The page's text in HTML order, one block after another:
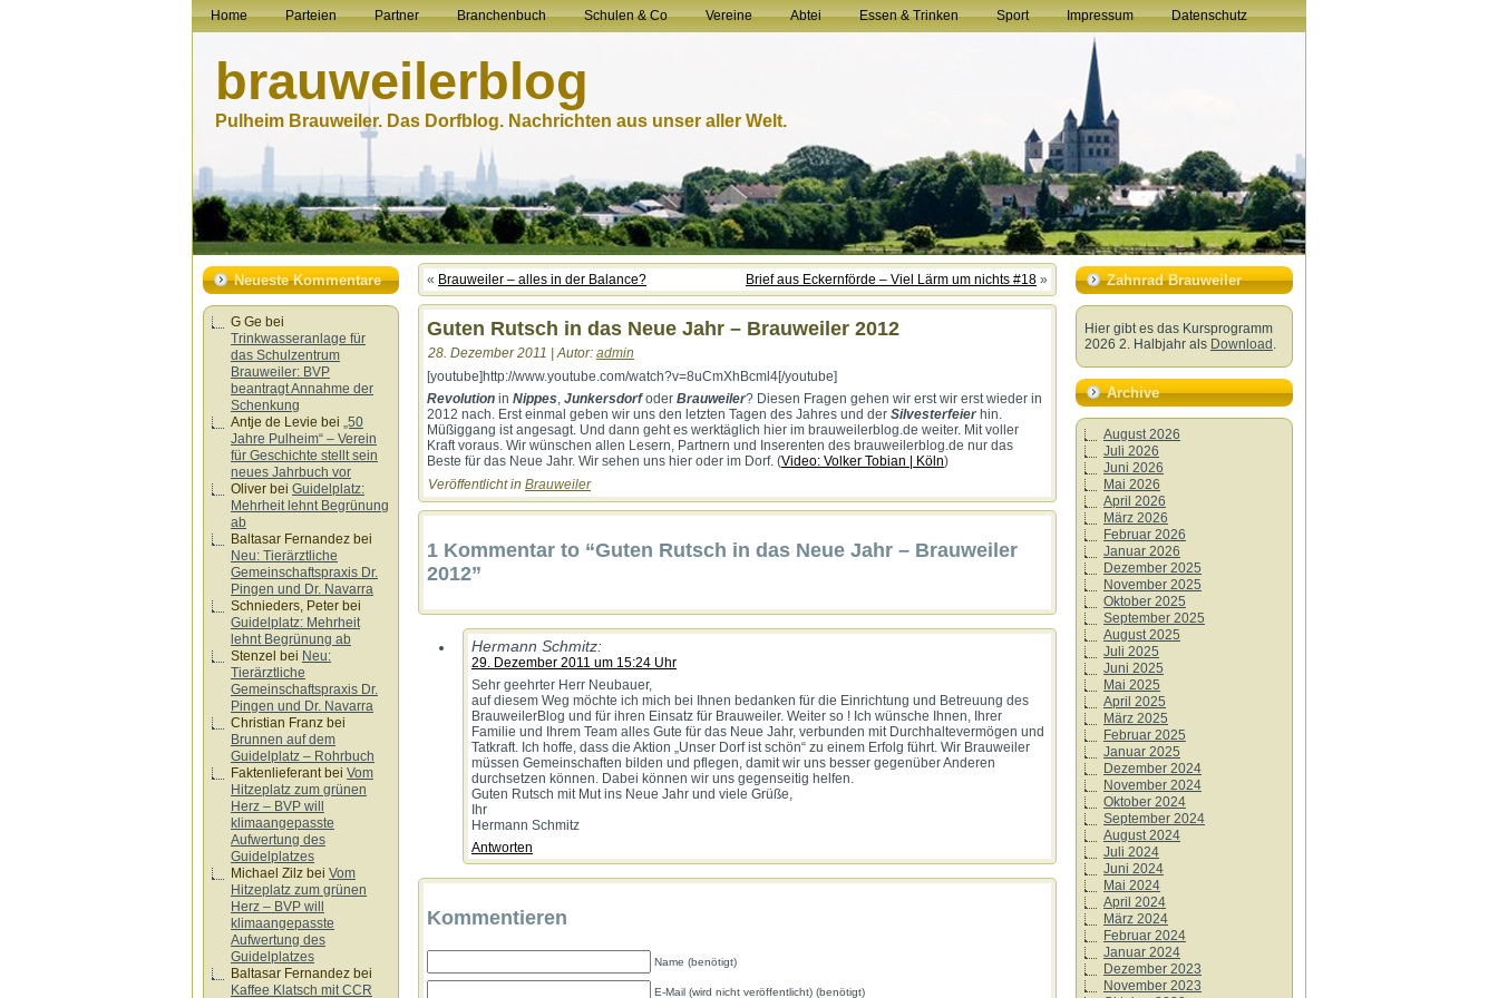
Home Parteien Partner Branchenbuch Schulen & Co Vereine Abtei Essen & Trinken Sport Impressum Datenschutz
brauweilerblog
Pulheim Brauweiler. Das Dorfblog. Nachrichten aus unser aller Welt.
Neueste Kommentare
G Ge bei
Trinkwasseranlage für
das Schulzentrum
Brauweiler: BVP
beantragt Annahme der
Schenkung
Antje de Levie bei „50
Jahre Pulheim“ – Verein
für Geschichte stellt sein
neues Jahrbuch vor
Oliver bei Guidelplatz:
Mehrheit lehnt Begrünung
ab
Baltasar Fernandez bei
Neu: Tierärztliche
Gemeinschaftspraxis Dr.
Pingen und Dr. Navarra
Schnieders, Peter bei
Guidelplatz: Mehrheit
lehnt Begrünung ab
Stenzel bei Neu:
Tierärztliche
Gemeinschaftspraxis Dr.
Pingen und Dr. Navarra
Christian Franz bei
Brunnen auf dem
Guidelplatz – Rohrbuch
Faktenlieferantbei Vom
Hitzeplatz zum grünen
Herz – BVP will
klimaangepasste
Aufwertung des
Guidelplatzes
Michael Zilz bei Vom
Hitzeplatz zum grünen
Herz – BVP will
klimaangepasste
Aufwertung des
Guidelplatzes
Baltasar Fernandez bei
Kaffee Klatsch mit CCR
« Brauweiler – alles in der Balance? Brief aus Eckernförde – Viel Lärm um nichts #18 »
Guten Rutsch in das Neue Jahr – Brauweiler 2012
28. Dezember 2011 | Autor: admin
[youtube]http://www.youtube.com/watch?v=8uCmXhBcml4[/youtube]
Revolution in Nippes, Junkersdorfoder Brauweiler? Diesen Fragen gehen wir erst wir erst wieder in
2012 nach. Erst einmal geben wir uns den letzten Tagen des Jahres und der Silvesterfeierhin.
Müßiggang ist angesagt. Und dann geht es werktäglich hier im brauweilerblog.de weiter. Mit voller
Kraft voraus. Wir wünschen allen Lesern, Partnern und Inserenten des brauweilerblog.de nur das
Beste für das Neue Jahr. Wir sehen uns hier oder im Dorf. (Video: Volker Tobian | Köln)
Veröffentlicht in Brauweiler
1 Kommentar to “Guten Rutsch in das Neue Jahr – Brauweiler
2012”
Hermann Schmitz:
29. Dezember 2011 um 15:24 Uhr
Sehr geehrter Herr Neubauer,
auf diesem Weg möchte ich mich bei Ihnen bedanken für die Einrichtung und Betreuung des
BrauweilerBlog und für ihren Einsatz für Brauweiler. Weiter so ! Ich wünsche Ihnen, Ihrer
Familie und Ihrem Team alles Gute für das Neue Jahr, verbunden mit Durchhaltevermögen und
Tatkraft. Ich hoffe, dass die Aktion „Unser Dorf ist schön“ zu einem Erfolg führt. Wir Brauweiler
müssen Gemeinschaften bilden und pflegen, damit wir uns besser gegenüber Anderen
durchsetzen können. Dabei können wir uns gegenseitig helfen.
Guten Rutsch mit Mut ins Neue Jahr und viele Grüße,
Ihr
Hermann Schmitz
Antworten
Kommentieren
Name (benötigt)
E-Mail (wird nicht veröffentlicht) (benötigt)
Zahnrad Brauweiler
Hier gibt es das Kursprogramm
2026 2. Halbjahr als Download .
Archive
August 2026
Juli 2026
Juni 2026
Mai 2026
April 2026
März 2026
Februar 2026
Januar 2026
Dezember 2025
November 2025
Oktober 2025
September 2025
August 2025
Juli 2025
Juni 2025
Mai 2025
April 2025
März 2025
Februar 2025
Januar 2025
Dezember 2024
November 2024
Oktober 2024
September 2024
August 2024
Juli 2024
Juni 2024
Mai 2024
April 2024
März 2024
Februar 2024
Januar 2024
Dezember 2023
November 2023